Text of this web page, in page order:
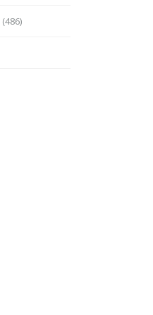
(486)